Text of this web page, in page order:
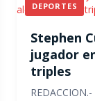
DEPORTES
Stephen
jugador
triples